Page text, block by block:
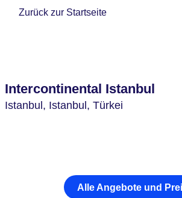
Zurück zur Startseite
Intercontinental Istanbul
Istanbul, Istanbul, Türkei
Alle Angebote und